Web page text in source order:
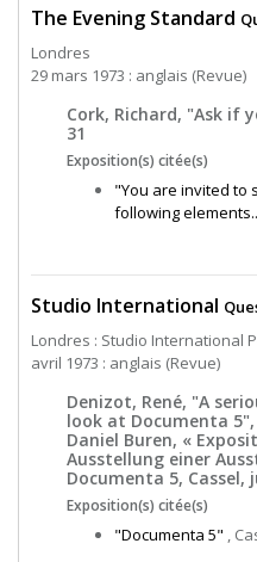
The Evening Standard
Londres
29 mars 1973 : anglais (Revue)
Cork, Richard, "Ask if
31
Exposition(s) citée(s)
"You are invited to
following
Studio International
Londres : Studio International
avril 1973 : anglais (Revue)
Denizot, René, "A
look at Documenta
Daniel Buren, «
Ausstellung einer
Documenta 5, Cassel,
Exposition(s) citée(s)
"Documenta 5" ,